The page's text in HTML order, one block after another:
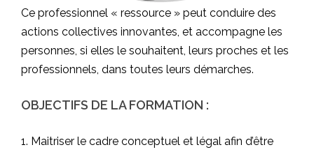
Ce professionnel « ressource » peut conduire des
actions collectives innovantes, et accompagne les
personnes, si elles le souhaitent, leurs proches et les
professionnels, dans toutes leurs démarches.
OBJECTIFS DE LA FORMATION :
1. Maitriser le cadre conceptuel et légal afin d’être